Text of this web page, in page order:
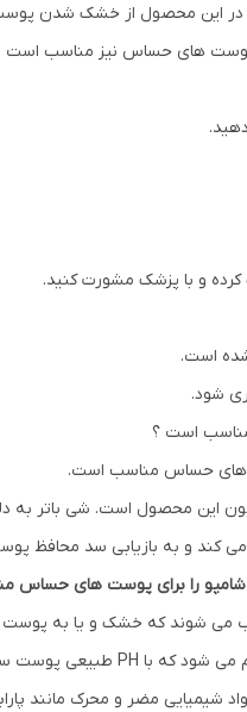
در این محصول از خشک شدن پوست
پوست های حساس نیز مناسب
کرده و با پزشک مشورت کنید.
است.
شود.
است ؟
های حساس مناسب است.
این محصول است. شی
کند و به بازیابی سد محافظ
شامپو را برای پوست های حساس
می شوند که خشک و یا به پوست
شیمیایی مضر و محرک مانند